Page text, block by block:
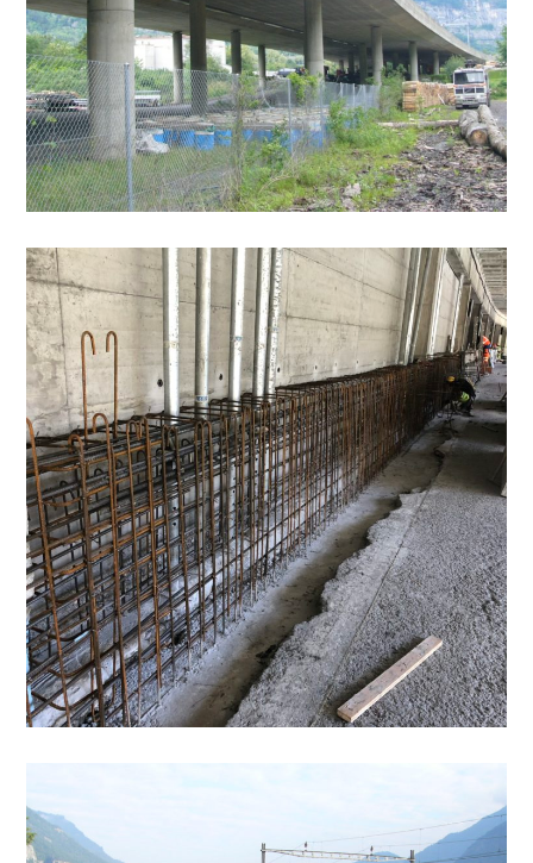
Galerie des Toules au
Grand-St-Bernard
OUVRAGES & CONSERVATION
Pont CFF sur le Trient
OUVRAGES & CONSERVATION